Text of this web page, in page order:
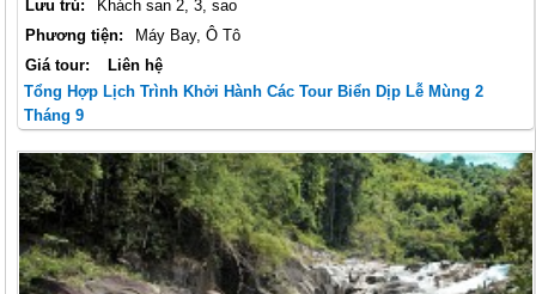
Lưu trú:
Khách san 2, 3, sao
Phương tiện:
Máy Bay, Ô Tô
Giá tour:
Liên hệ
Tổng Hợp Lịch Trình Khởi Hành Các Tour Biển Dịp Lễ Mùng 2
Tháng 9